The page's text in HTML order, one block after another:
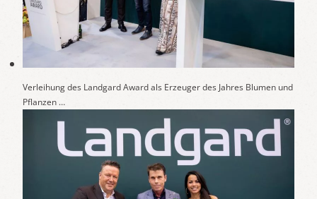
Verleihung des Landgard Award als Erzeuger des Jahres Blumen und
Pflanzen …